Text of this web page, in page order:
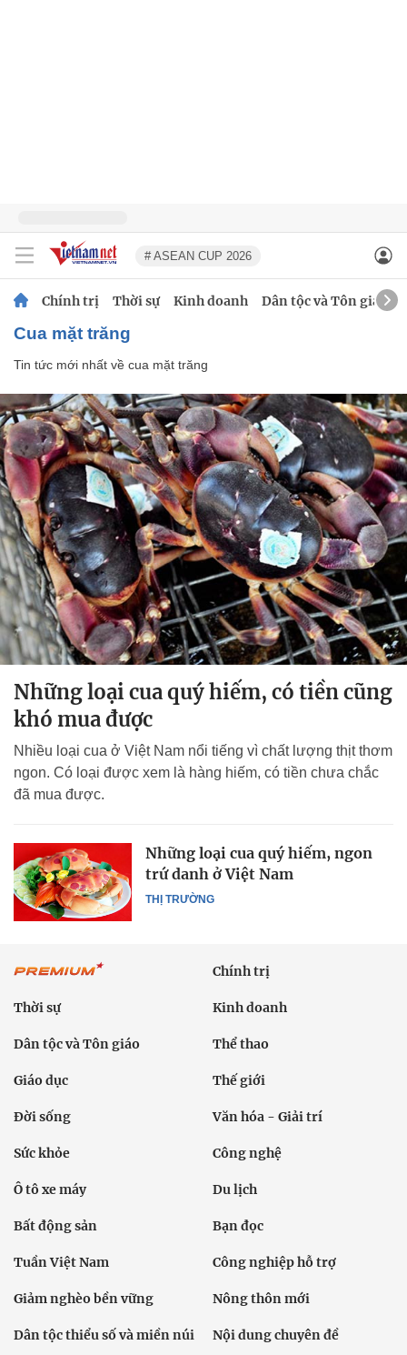
# ASEAN CUP 2026
Chính trị Thời sự Kinh doanh Dân tộc và Tôn giáo
cua mặt trăng
Tin tức mới nhất về cua mặt trăng
Những loại cua quý hiếm, có tiền cũng
khó mua được
Nhiều loại cua ở Việt Nam nổi tiếng vì chất lượng thịt thơm
ngon. Có loại được xem là hàng hiếm, có tiền chưa chắc
đã mua được.
THỊ TRƯỜNG
Những loại cua quý hiếm, ngon
trứ danh ở Việt Nam
Chính trị
Thời sự Kinh doanh
Dân tộc và Tôn giáo Thể thao
Giáo dục Thế giới
Đời sống Văn hóa - Giải trí
Sức khỏe Công nghệ
Ô tô xe máy Du lịch
Bất động sản Bạn đọc
Tuần Việt Nam Công nghiệp hỗ trợ
Giảm nghèo bền vững Nông thôn mới
Dân tộc thiểu số và miền núi Nội dung chuyên đề